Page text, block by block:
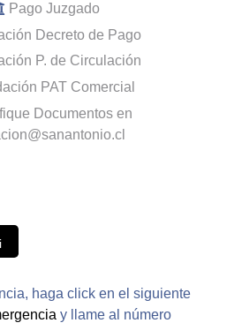
Pago Juzgado
Decreto de Pago
P. de Circulación
PAT Comercial
Documentos en
haga click en el siguiente
y llame al número